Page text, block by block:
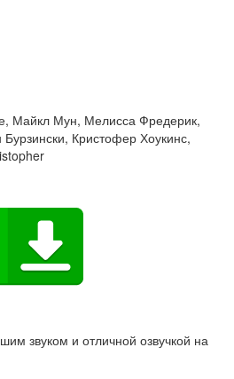
, Майкл Мун, Мелисса Фредерик,
, Кристофер Хоукинс,
звуком и отличной озвучкой на